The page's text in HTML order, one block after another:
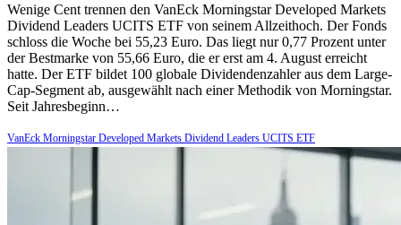
Wenige Cent trennen den VanEck Morningstar Developed Markets
Dividend Leaders UCITS ETF von seinem Allzeithoch. Der Fonds
schloss die Woche bei 55,23 Euro. Das liegt nur 0,77 Prozent unter
der Bestmarke von 55,66 Euro, die er erst am 4. August erreicht
hatte. Der ETF bildet 100 globale Dividendenzahler aus dem Large-
Cap-Segment ab, ausgewählt nach einer Methodik von Morningstar.
Seit Jahresbeginn…
VanEck Morningstar Developed Markets Dividend Leaders UCITS ETF